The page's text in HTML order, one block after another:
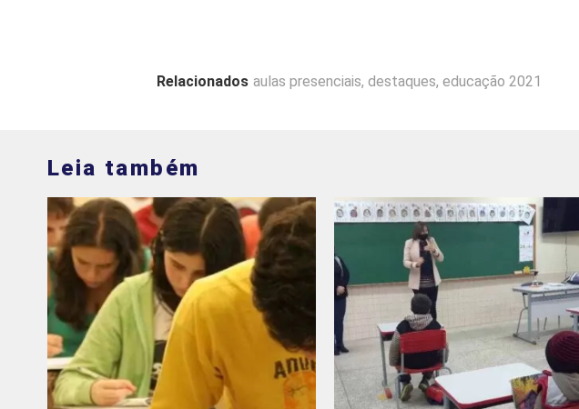
Relacionados aulas presenciais, destaques, educação 2021
Leia também